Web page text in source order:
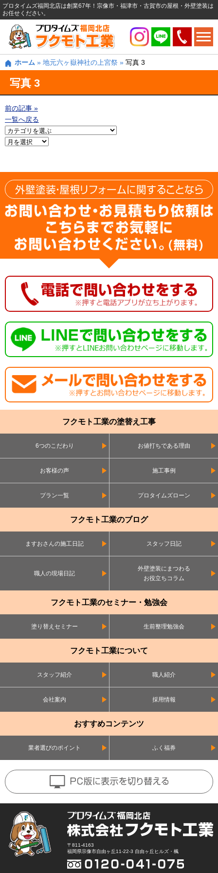
プロタイムズ福岡北店は創業67年！宗像市・福津市・古賀市の屋根・外壁塗装は
お任せください。
ホーム » 地元六ヶ嶽神社の上宮祭 » 写真 3
写真 3
前の記事 »
一覧へ戻る
フクモト工業の塗替え工事
6つのこだわり お値打ちである理由
お客様の声 施工事例
プラン一覧 プロタイムズローン
フクモト工業のブログ
ますおさんの施工日記 スタッフ日記
職人の現場日記
外壁塗装にまつわる
お役立ちコラム
フクモト工業のセミナー・勉強会
塗り替えセミナー 生前整理勉強会
フクモト工業について
スタッフ紹介 職人紹介
会社案内 採用情報
おすすめコンテンツ
業者選びのポイント ふく福券
〒811-4163
福岡県宗像市自由ヶ丘11-22-3 自由ヶ丘ヒルズ・楓